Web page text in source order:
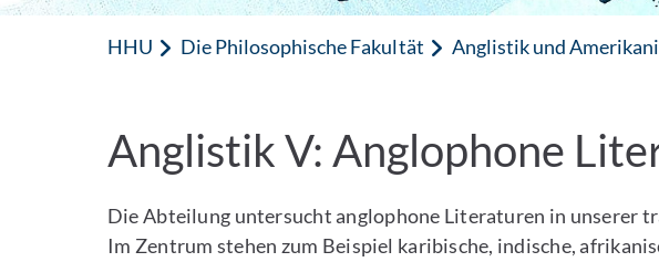
HHU Die Philosophische Fakultät Anglistik und
Anglistik V: Anglophone
Die Abteilung untersucht anglophone Literaturen in unserer
Im Zentrum stehen zum Beispiel karibische, indische,